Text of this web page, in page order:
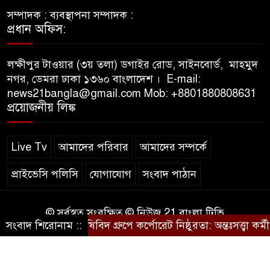
উৎসব; কৃতি শিক্ষার্থী ও সফল
৯
সকলের কাছে দোয়া চেয়েছেন
মটরসাইকেল দুর্ঘটনায় আহত
সাংবাদিক জাকির হোসেন বাদশা
১০
সম্পাদক :ব্যবস্থাপনা সম্পাদক :
প্রধান অফিস:
লক্ষীপুর টাওয়ার (৩য় তলা) ডগাইর রোড, সাইনবোর্ড, মাহমুদ
নগর, ডেমরা ঢাকা ১৩৬০ বাংলাদেশ ।
E-mail:
news21bangla@gmail.com Mob: +8801880808631
প্রয়োজনীয় লিঙ্ক
Live Tv আমাদের পরিবার আমাদের সম্পর্কে
প্রাইভেসি পলিসি যোগাযোগ সংবাদ পাঠান
© সর্বস্বত্ব সংরক্ষিত © নিউজ 21 বাংলা টিভি
কারিগরি সহযোগিতায়ঃফ্লাস টেকনোলজি
সংবাদ শিরোনাম ::কৃষিবিদ গ্রুপে কর্পোরেট নিষ্ঠুরতা: অন্তঃসত্ত্বা কর্মী